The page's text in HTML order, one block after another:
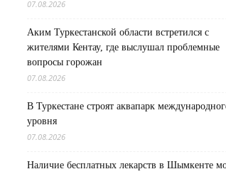
07.08.2026
Аким Туркестанской области встретился с
жителями Кентау, где выслушал проблемные
вопросы горожан
07.08.2026
В Туркестане строят аквапарк
уровня
07.08.2026
Наличие бесплатных лекарств в Шымкенте